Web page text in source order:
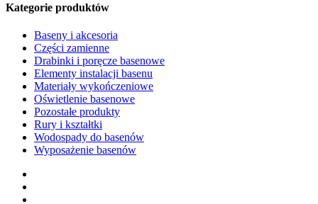
Kategorie produktów
Baseny i akcesoria
Części zamienne
Drabinki i poręcze basenowe
Elementy instalacji basenu
Materiały wykończeniowe
Oświetlenie basenowe
Pozostałe produkty
Rury i kształtki
Wodospady do basenów
Wyposażenie basenów